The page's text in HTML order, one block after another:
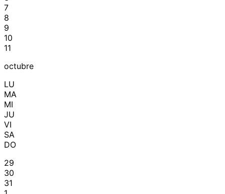
7
8
9
10
11
octubre
LU
MA
MI
JU
VI
SA
DO
29
30
31